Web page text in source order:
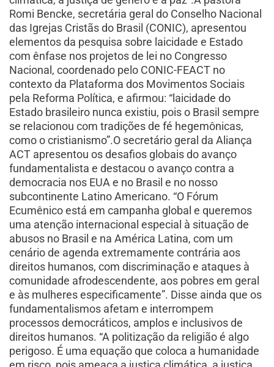
Romi Bencke, secretária geral do Conselho Nacional
das Igrejas Cristãs do Brasil (CONIC), apresentou
elementos da pesquisa sobre laicidade e Estado
com ênfase nos projetos de lei no Congresso
Nacional, coordenado pelo CONIC-FEACT no
contexto da Plataforma dos Movimentos Sociais
pela Reforma Política, e afirmou: “laicidade do
Estado brasileiro nunca existiu, pois o Brasil sempre
se relacionou com tradições de fé hegemônicas,
como o cristianismo”.O secretário geral da Aliança
ACT apresentou os desafios globais do avanço
fundamentalista e destacou o avanço contra a
democracia nos EUA e no Brasil e no nosso
subcontinente Latino Americano. “O Fórum
Ecumênico está em campanha global e queremos
uma atenção internacional especial à situação de
abusos no Brasil e na América Latina, com um
cenário de agenda extremamente contrária aos
direitos humanos, com discriminação e ataques à
comunidade afrodescendente, aos pobres em geral
e às mulheres especificamente”. Disse ainda que os
fundamentalismos afetam e interrompem
processos democráticos, amplos e inclusivos de
direitos humanos. “A politização da religião é algo
perigoso. É uma equação que coloca a humanidade